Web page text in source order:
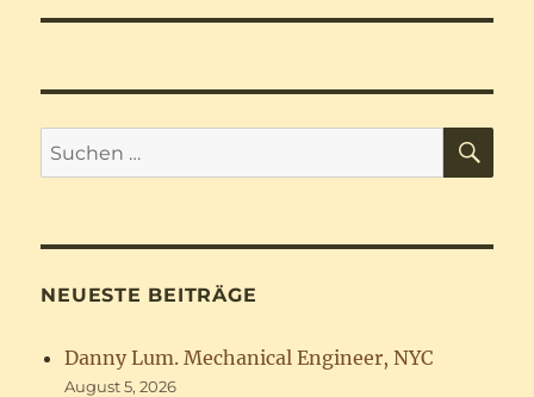
Suchen
nach:
NEUESTE BEITRÄGE
Danny Lum. Mechanical Engineer, NYC
August 5, 2026